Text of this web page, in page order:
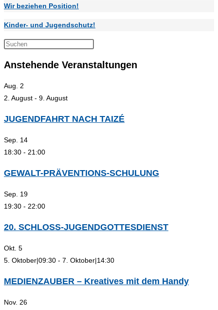
Wir beziehen Position!
Kinder- und Jugendschutz!
to
panel.
Anstehende Veranstaltungen
Aug. 2
2. August - 9. August
JUGENDFAHRT NACH TAIZÉ
Sep. 14
18:30 - 21:00
GEWALT-PRÄVENTIONS-SCHULUNG
Sep. 19
19:30 - 22:00
20. SCHLOSS-JUGENDGOTTESDIENST
Okt. 5
5. Oktober|09:30 - 7. Oktober|14:30
MEDIENZAUBER – Kreatives mit dem Handy
Nov. 26